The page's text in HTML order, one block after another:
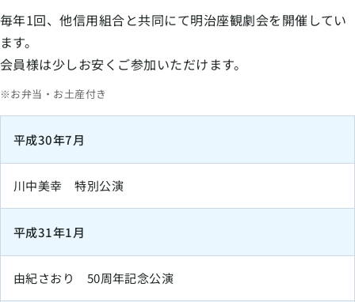
毎年1回、他信用組合と共同にて明治座観劇会を開催してい
ます。
会員様は少しお安くご参加いただけます。
※お弁当・お土産付き
平成30年7月
川中美幸 特別公演
平成31年1月
由紀さおり 50周年記念公演